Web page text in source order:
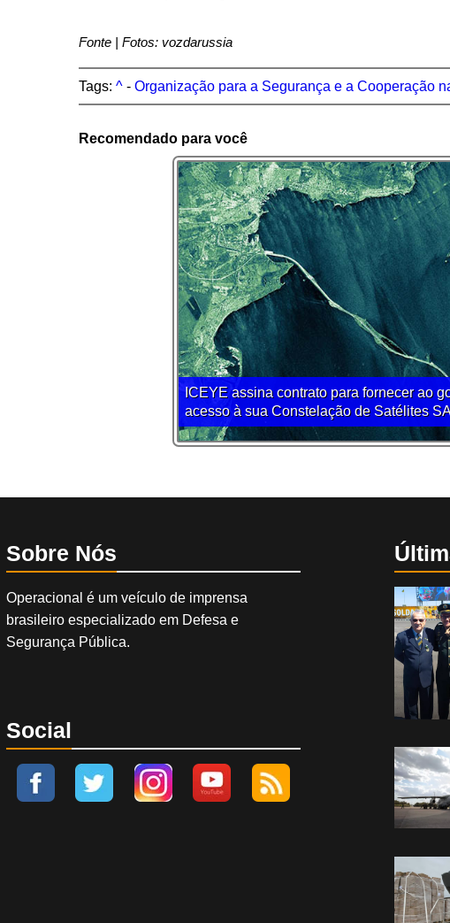
Fonte | Fotos: vozdarussia
Tags: ^- Organização para a Segurança e a Cooperação
Recomendado para você
ICEYE assina contrato para fornecer ao
acesso à sua Constelação de Satélites
Sobre Nós
Operacional é um veículo de imprensa
brasileiro especializado em Defesa e
Segurança Pública.
Social